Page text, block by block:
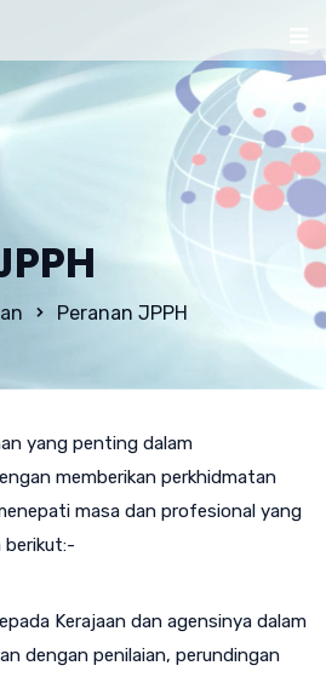
Peranan JPPH
yang penting dalam
memberikan perkhidmatan
masa dan profesional yang
berikut:-
Kerajaan dan agensinya dalam
dengan penilaian, perundingan